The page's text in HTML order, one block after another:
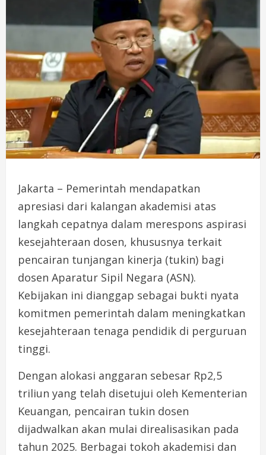
Jakarta – Pemerintah mendapatkan
apresiasi dari kalangan akademisi atas
langkah cepatnya dalam merespons aspirasi
kesejahteraan dosen, khususnya terkait
pencairan tunjangan kinerja (tukin) bagi
dosen Aparatur Sipil Negara (ASN).
Kebijakan ini dianggap sebagai bukti nyata
komitmen pemerintah dalam meningkatkan
kesejahteraan tenaga pendidik di perguruan
tinggi.
Dengan alokasi anggaran sebesar Rp2,5
triliun yang telah disetujui oleh Kementerian
Keuangan, pencairan tukin dosen
dijadwalkan akan mulai direalisasikan pada
tahun 2025. Berbagai tokoh akademisi dan